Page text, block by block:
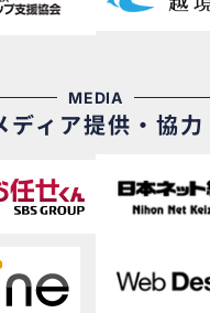
MEDIA
ディア提供・協力